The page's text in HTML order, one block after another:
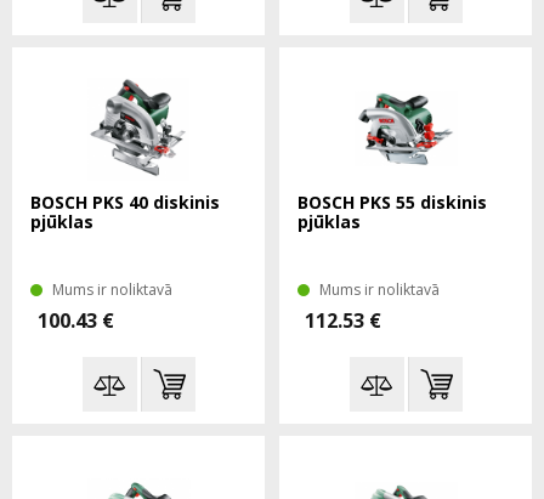
BOSCH PKS 40 diskinis
pjūklas
Mums ir noliktavā
100.43 €
BOSCH PKS 55 diskinis
pjūklas
Mums ir noliktavā
112.53 €